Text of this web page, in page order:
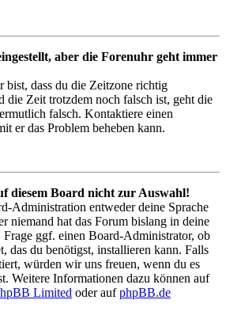
aber die Forenuhr geht immer
bist, dass du die Zeitzone richtig
die Zeit trotzdem noch falsch ist, geht die
falsch. Kontaktiere einen
er das Problem beheben kann.
diesem Board nicht zur Auswahl!
Administration entweder deine Sprache
niemand hat das Forum bislang in deine
Frage ggf. einen Board-Administrator, ob
das du benötigst, installieren kann. Falls
würden wir uns freuen, wenn du es
Weitere Informationen dazu können auf
Limited oder aufphpBB.de